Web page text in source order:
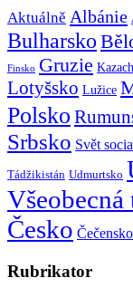
Aktuálně Albánie
Bulharsko
Finsko Gruzie
Lotyšsko Lužice
Polsko
Srbsko Svět
Tádžikistán Udmurtsko
Všeobecná
Česko Čečensko
Rubrikator